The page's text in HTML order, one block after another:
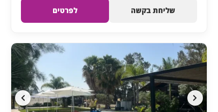
שליחת בקשה לפרטים